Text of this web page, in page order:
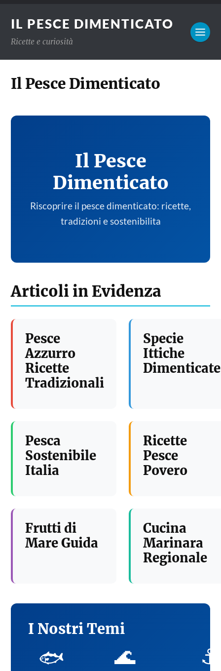
IL PESCE DIMENTICATO
Ricette e curiosità
Il Pesce Dimenticato
Il Pesce
Dimenticato
Riscoprire il pesce dimenticato: ricette,
tradizioni e sostenibilita
Articoli in Evidenza
Pesce
Azzurro
Ricette
Tradizionali
Specie
Ittiche
Dimenticate
Pesca
Sostenibile
Italia
Ricette
Pesce
Povero
Frutti di
Mare Guida
Cucina
Marinara
Regionale
I Nostri Temi
🐟 🌊 ⚓